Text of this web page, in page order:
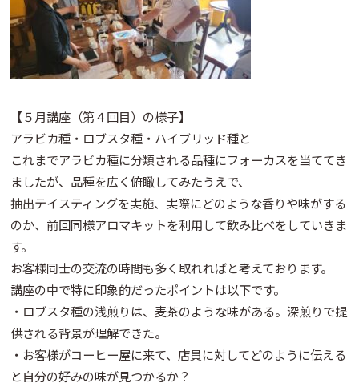
【５月講座（第４回目）の様子】
アラビカ種・ロブスタ種・ハイブリッド種と
これまでアラビカ種に分類される品種にフォーカスを当ててき
ましたが、品種を広く俯瞰してみたうえで、
抽出テイスティングを実施、実際にどのような香りや味がする
のか、前回同様アロマキットを利用して飲み比べをしていきま
す。
お客様同士の交流の時間も多く取れればと考えております。
講座の中で特に印象的だったポイントは以下です。
・ロブスタ種の浅煎りは、麦茶のような味がある。深煎りで提
供される背景が理解できた。
・お客様がコーヒー屋に来て、店員に対してどのように伝える
と自分の好みの味が見つかるか？